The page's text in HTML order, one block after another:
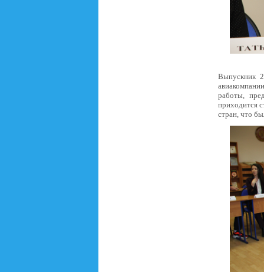
Выпускник
работы,
приходится
стран, что